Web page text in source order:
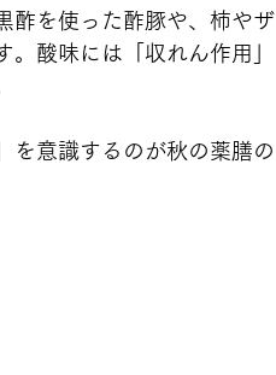
酢を使った酢豚や、柿やザ
酸味には「収れん作用」
を意識するのが秋の薬膳の